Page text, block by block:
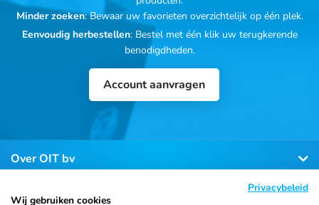
Minder zoeken: Bewaar uw favorieten overzichtelijk op één plek.
Eenvoudig herbestellen: Bestel met één klik uw terugkerende
benodigdheden.
Account aanvragen
Over OIT bv
Klantenservice
Privacybeleid
Wij gebruiken cookies